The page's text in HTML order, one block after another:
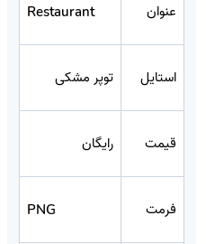
عنوان Restaurant
استایل توپر مشکی
قیمت رایگان
فرمت PNG